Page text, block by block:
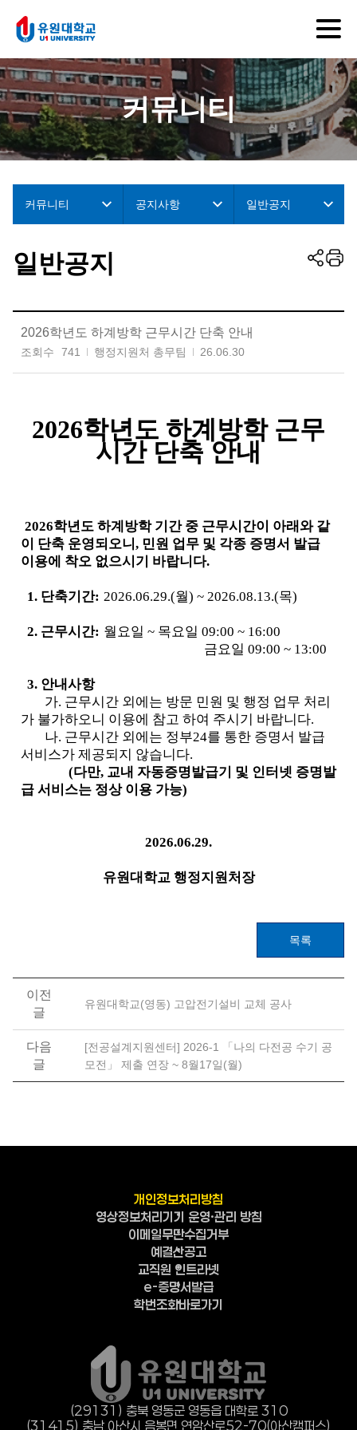
커뮤니티
커뮤니티 공지사항 일반공지
일반공지
2026학년도 하계방학 근무시간 단축 안내
조회수 741 행정지원처 총무팀 26.06.30
2026학년도 하계방학 근무
시간 단축 안내
2026학년도 하계방학 기간 중 근무시간이 아래와 같
이 단축 운영되오니, 민원 업무 및 각종 증명서 발급
이용에 착오 없으시기 바랍니다.
1. 단축기간: 2026.06.29.(월) ~ 2026.08.13.(목)
2. 근무시간: 월요일 ~ 목요일 09:00 ~ 16:00
금요일 09:00 ~ 13:00
3. 안내사항
가. 근무시간 외에는 방문 민원 및 행정 업무 처리
가 불가하오니 이용에 참고 하여 주시기 바랍니다.
나. 근무시간 외에는 정부24를 통한 증명서 발급
서비스가 제공되지 않습니다.
(다만, 교내 자동증명발급기 및 인터넷 증명발
급 서비스는 정상 이용 가능)
2026.06.29.
유원대학교 행정지원처장
목록
이전
글
유원대학교(영동) 고압전기설비 교체 공사
다음
글
[전공설계지원센터] 2026-1 「나의 다전공 수기 공
모전」 제출 연장 ~ 8월17일(월)
개인정보처리방침
영상정보처리기기 운영·관리 방침
이메일무단수집거부
예결산공고
교직원 인트라넷
e-증명서발급
학번조회바로가기
(29131) 충북 영동군 영동읍 대학로 310
(31415) 충남 아산시 음봉면 연암산로52-70(아산캠퍼스)